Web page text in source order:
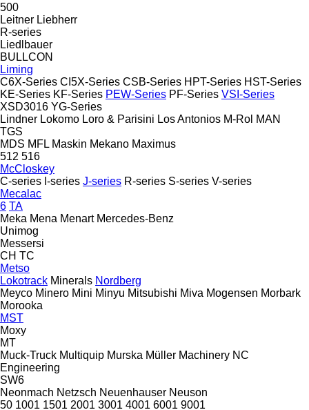
500
Leitner Liebherr
R-series
Liedlbauer
BULLCON
Liming
C6X-Series CI5X-Series CSB-Series HPT-Series HST-Series
KE-Series KF-Series PEW-Series PF-Series VSI-Series
XSD3016 YG-Series
Lindner Lokomo Loro & Parisini Los Antonios M-Rol MAN
TGS
MDS MFL Maskin Mekano Maximus
512 516
McCloskey
C-series I-series J-series R-series S-series V-series
Mecalac
6 TA
Meka Mena Menart Mercedes-Benz
Unimog
Messersi
CH TC
Metso
Lokotrack Minerals Nordberg
Meyco Minero Mini Minyu Mitsubishi Miva Mogensen Morbark
Morooka
MST
Moxy
MT
Muck-Truck Multiquip Murska Müller Machinery NC
Engineering
SW6
Neonmach Netzsch Neuenhauser Neuson
50 1001 1501 2001 3001 4001 6001 9001